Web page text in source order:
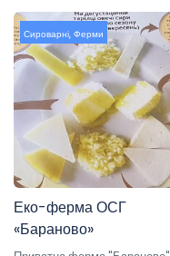
Сироварні, Ферми
Еко-ферма ОСГ
«Бараново»